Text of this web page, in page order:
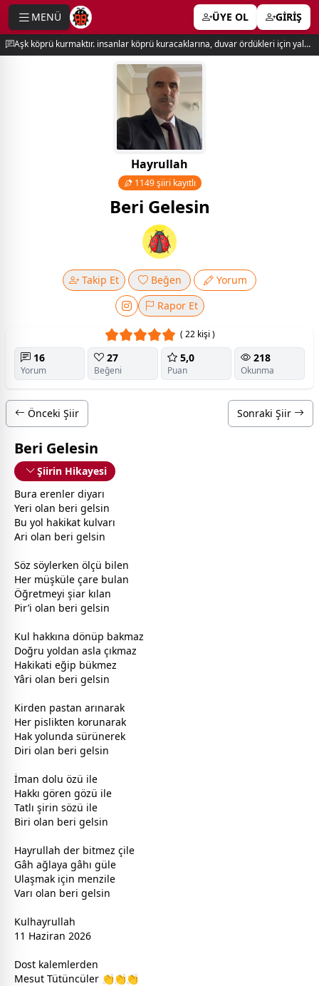
MENÜ ÜYE OL GİRİŞ
Aşk köprü kurmaktır. insanlar köprü kuracaklarına, duvar ördükleri için yalnız kalırlar. newton
Hayrullah
1149 şiiri kayıtlı
Beri Gelesin
Takip Et Beğen
Yorum
Rapor Et
( 22 kişi )
16
Yorum
27
Beğeni
5,0
Puan
218
Okunma
Önceki Şiir Sonraki Şiir
Beri Gelesin
Şiirin Hikayesi
Bura erenler diyarı
Yeri olan beri gelsin
Bu yol hakikat kulvarı
Ari olan beri gelsin
Söz söylerken ölçü bilen
Her müşküle çare bulan
Öğretmeyi şiar kılan
Pir’i olan beri gelsin
Kul hakkına dönüp bakmaz
Doğru yoldan asla çıkmaz
Hakikati eğip bükmez
Yâri olan beri gelsin
Kirden pastan arınarak
Her pislikten korunarak
Hak yolunda sürünerek
Diri olan beri gelsin
İman dolu özü ile
Hakkı gören gözü ile
Tatlı şirin sözü ile
Biri olan beri gelsin
Hayrullah der bitmez çile
Gâh ağlaya gâhı güle
Ulaşmak için menzile
Varı olan beri gelsin
Kulhayrullah
11 Haziran 2026
Dost kalemlerden
Mesut Tütüncüler 👏👏👏
menu